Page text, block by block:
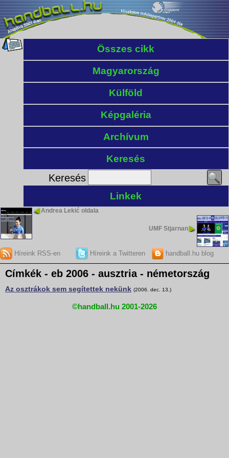
Összes cikk
Magyarország
Külföld
Képgaléria
Archívum
Keresés
Keresés
Linkek
Andrea Lekić oldala
UMF Stjarnan
Híreink RSS-en Híreink a Twitteren handball.hu blog
Címkék - eb 2006 - ausztria - németország
Az osztrákok sem segítettek nekünk (2006. dec. 13.)
©handball.hu 2001-2026